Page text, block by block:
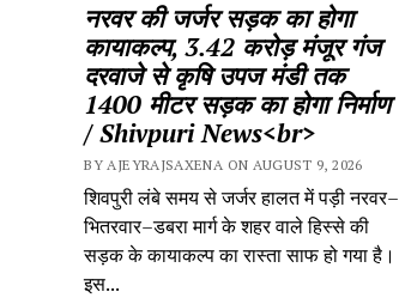
नरवर की जर्जर सड़क का होगा
कायाकल्प, 3.42 करोड़ मंजूर गंज
दरवाजे से कृषि उपज मंडी तक
1400 मीटर सड़क का होगा निर्माण
/ Shivpuri News<br>
BY AJEYRAJSAXENA ON AUGUST 9, 2026
शिवपुरी लंबे समय से जर्जर हालत में पड़ी नरवर–
भितरवार–डबरा मार्ग के शहर वाले हिस्से की
सड़क के कायाकल्प का रास्ता साफ हो गया है।
इस...